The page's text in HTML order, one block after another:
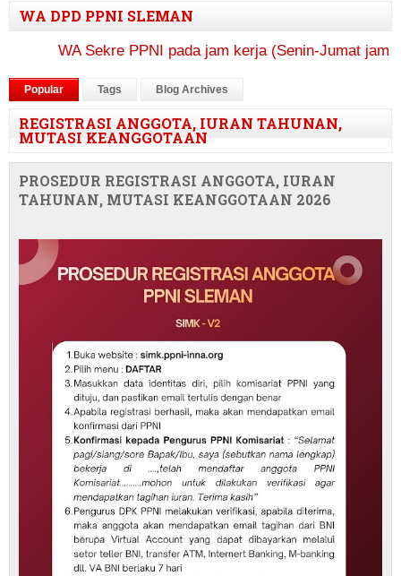
08329090080
WA DPD PPNI SLEMAN
WA Sekre PPNI pada jam kerja (Senin-Jumat jam
Popular Tags Blog Archives
REGISTRASI ANGGOTA, IURAN TAHUNAN,
MUTASI KEANGGOTAAN
TAHUNAN, MUTASI KEANGGOTAAN 2026